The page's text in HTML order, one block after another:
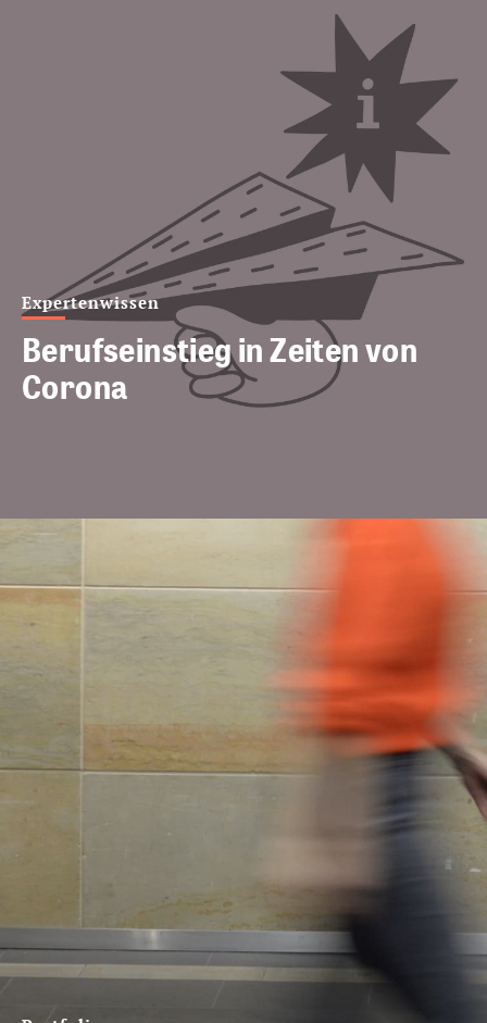
Expertenwissen
Berufseinstieg in Zeiten von
Corona